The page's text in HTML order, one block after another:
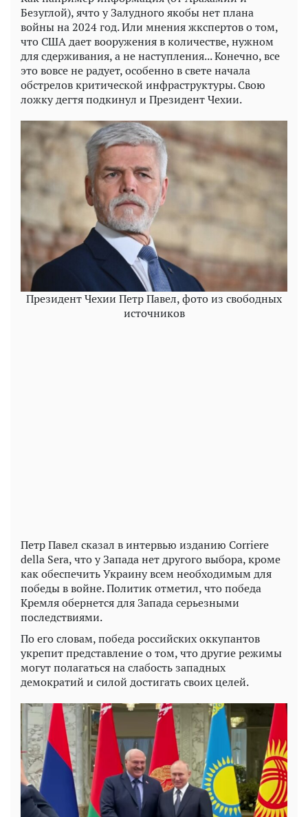
Безуглой), ячто у Залудного якобы нет плана
войны на 2024 год. Или мнения жкспертов о том,
что США дает вооружения в количестве, нужном
для сдерживания, а не наступления... Конечно, все
это вовсе не радует, особенно в свете начала
обстрелов критической инфраструктуры. Свою
ложку дегтя подкинул и Президент Чехии.
Президент Чехии Петр Павел, фото из свободных
источников
Петр Павел сказал в интервью изданию Corriere
della Sera, что у Запада нет другого выбора, кроме
как обеспечить Украину всем необходимым для
победы в войне. Политик отметил, что победа
Кремля обернется для Запада серьезными
последствиями.
По его словам, победа российских оккупантов
укрепит представление о том, что другие режимы
могут полагаться на слабость западных
демократий и силой достигать своих целей.